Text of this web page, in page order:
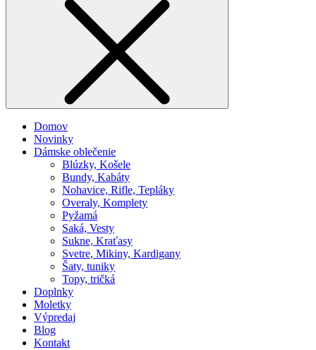
Domov
Novinky
Dámske oblečenie
Blúzky, Košele
Bundy, Kabáty
Nohavice, Rifle, Tepláky
Overaly, Komplety
Pyžamá
Saká, Vesty
Sukne, Kraťasy
Svetre, Mikiny, Kardigany
Šaty, tuniky
Topy, tričká
Doplnky
Moletky
Výpredaj
Blog
Kontakt